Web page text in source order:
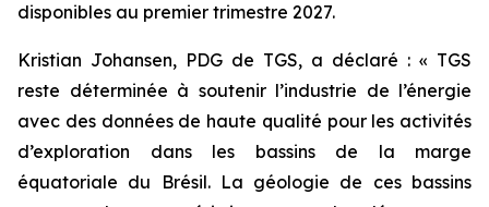
disponibles au premier trimestre 2027.
Kristian Johansen, PDG de TGS, a déclaré : « TGS
reste déterminée à soutenir l’industrie de l’énergie
avec des données de haute qualité pour les activités
d’exploration dans les bassins de la marge
équatoriale du Brésil. La géologie de ces bassins